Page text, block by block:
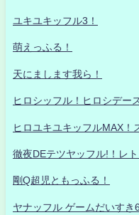
ユキユキッフル3！
萌えっふる！
天にまします我ら！
ヒロシッフル！ヒロシデー
ヒロユキユキッフルMAX！
徹夜DEテツヤッフル!！レト
剛Q超児ともっふる！
ヤナッフル ゲームだいすき